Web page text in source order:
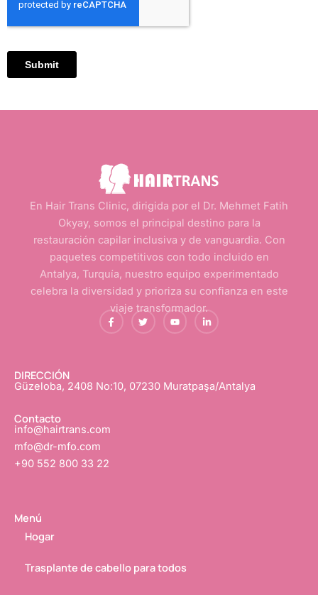
En Hair Trans Clinic, dirigida por el Dr. Mehmet Fatih
Okyay, somos el principal destino para la
restauración capilar inclusiva y de vanguardia. Con
paquetes competitivos con todo incluido en
Antalya, Turquía, nuestro equipo experimentado
celebra la diversidad y prioriza su confianza en este
viaje transformador.
f
a
c
-
G
o
r
Y
o
u
L
i
n
DIRECCIÓN
Güzeloba, 2408 No:10, 07230 Muratpaşa/Antalya
Contacto
info@hairtrans.com
mfo@dr-mfo.com
+90 552 800 33 22
Menú
Hogar
Trasplante de cabello para todos